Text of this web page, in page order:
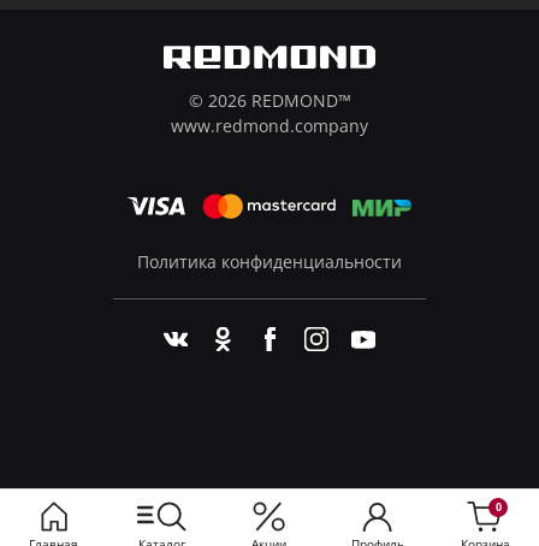
© 2026 REDMOND™
www.redmond.company
Политика конфиденциальности
0